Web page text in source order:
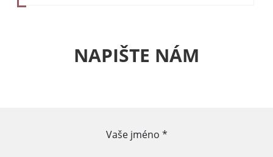
NAPIŠTE NÁM
Vaše jméno *